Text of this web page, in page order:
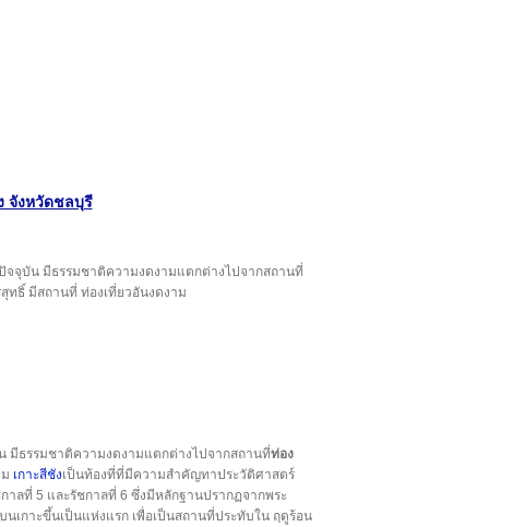
จังหวัดชลบุรี
จจุบัน มีธรรมชาติความงดงามแตกต่างไปจากสถานที่
ทธิ์ มีสถานที่ ท่องเที่ยวอันงดงาม
มีธรรมชาติความงดงามแตกต่างไปจากสถานที่ท่อง
เกาะสีชังเป็นท้องที่ที่มีความสำคัญทาประวัติศาสตร์
าลที่ 5 และรัชกาลที่ 6 ซึ่งมีหลักฐานปรากฏจากพระ
เกาะขึ้นเป็นแห่งแรก เพื่อเป็นสถานที่ประทับใน ฤดูร้อน